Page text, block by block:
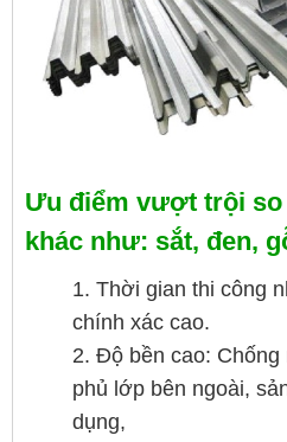
Ưu điểm vượt trội
khác như: sắt, đen,
1. Thời gian thi công
chính xác cao.
2. Độ bền cao:
phủ lớp bên ngoài,
dụng,